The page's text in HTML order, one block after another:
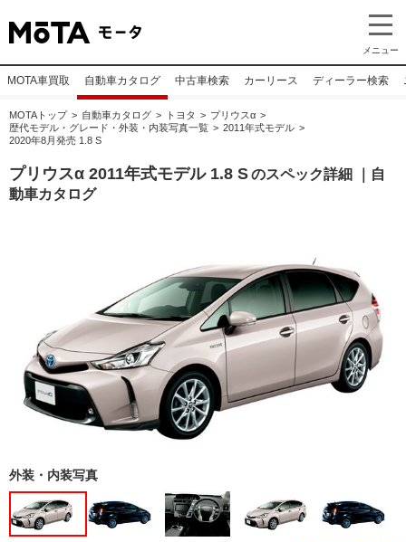
メニュー
MOTA車買取 自動車カタログ 中古車検索 カーリース ディーラー検索
MOTAトップ 自動車カタログ トヨタ
プリウスα
歴代モデル・グレード・外装・内装写真一覧
2011年式モデル
2020年8月発売 1.8 S
プリウスα 2011年式モデル 1.8 Sのスペック詳細 ｜自
動車カタログ
外装・内装写真